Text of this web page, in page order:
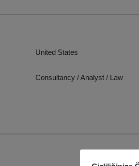
United States
Consultancy / Analyst / Law